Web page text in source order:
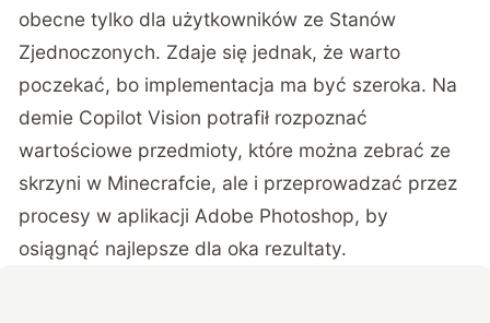
obecne tylko dla użytkowników ze Stanów
Zjednoczonych. Zdaje się jednak, że warto
poczekać, bo implementacja ma być szeroka. Na
demie Copilot Vision potrafił rozpoznać
wartościowe przedmioty, które można zebrać ze
skrzyni w Minecrafcie, ale i przeprowadzać przez
procesy w aplikacji Adobe Photoshop, by
osiągnąć najlepsze dla oka rezultaty.